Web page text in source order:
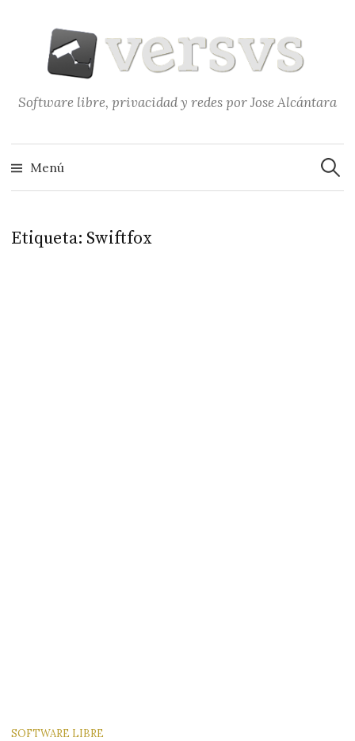
contenido
Software libre, privacidad y redes por Jose Alcántara
Menú
Etiqueta: Swiftfox
SOFTWARE LIBRE